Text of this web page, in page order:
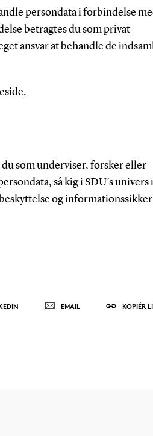
persondata i forbindelse
betragtes du som privat
ansvar at behandle de
.
som underviser, forsker eller
så kig i SDU’s univers
og
EMAIL KOPIÉR